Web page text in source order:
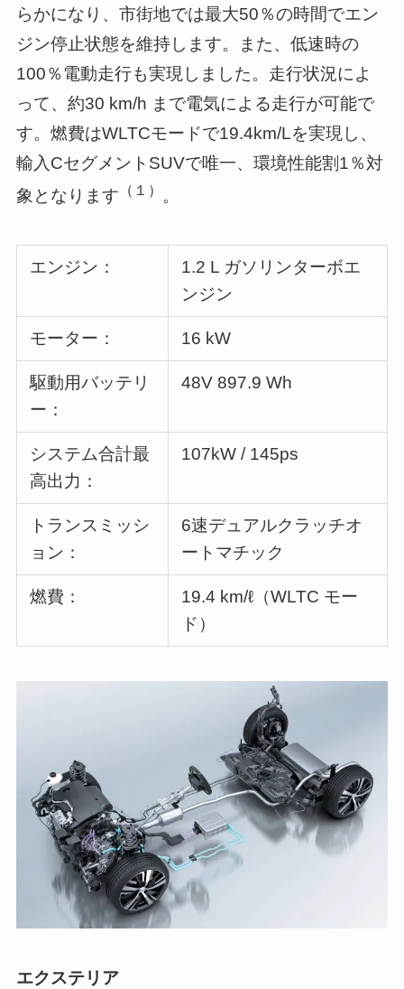
らかになり、市街地では最大50％の時間でエン
ジン停止状態を維持します。また、低速時の
100％電動走行も実現しました。走行状況によ
って、約30 km/h まで電気による走行が可能で
す。燃費はWLTCモードで19.4km/Lを実現し、
輸入CセグメントSUVで唯一、環境性能割1％対
象となります （１） 。
エンジン：
1.2 L ガソリンターボエ
ンジン
モーター： 16 kW
駆動用バッテリ
ー：
48V 897.9 Wh
システム合計最
高出力：
107kW / 145ps
トランスミッシ
ョン：
6速デュアルクラッチオ
ートマチック
燃費：
19.4 km/ℓ（WLTC モー
ド）
エクステリア